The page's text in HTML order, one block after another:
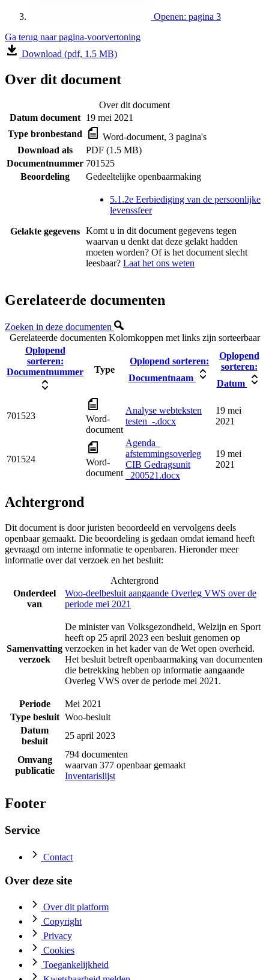
Openen: pagina 3
Ga terug naar pagina-voorvertoning
Download (pdf, 1.5 MB)
Over dit document
Over dit document
Datum document 19 mei 2021
Type bronbestand
Word-document, 3 pagina's
Download als
PDF (1.5 MB)
Documentnummer 701525
Beoordeling
Gedeeltelijke openbaarmaking
Gelakte gegevens
5.1.2e Eerbiediging van de persoonlijke
levenssfeer
Komt u in dit document gegevens tegen
waarvan u denkt dat deze gelakt hadden
moeten worden? Of is het document slecht
leesbaar? Laat het ons weten
Gerelateerde documenten
Zoeken in deze documenten
Gerelateerde documenten Kolomkoppen met links zijn sorteerbaar
Oplopend
sorteren:
Documentnummer
Type
Oplopend sorteren:
Documentnaam
Oplopend
sorteren:
Datum
701523
Word-
document
Analyse webteksten
testen_-.docx
19 mei
2021
701524
Word-
document
Agenda_
afstemmingsoverleg
CIB Gedragsunit
_200521.docx
19 mei
2021
Achtergrond
Dit document is door juristen beoordeeld en vervolgens deels
openbaar gemaakt. Die beoordeling is gedaan omdat iemand heeft
gevraagd om interne informatie te openbaren. Hieronder meer
informatie over dat verzoek en het besluit:
Achtergrond
Onderdeel
van
Woo-deelbesluit aangaande Overleg VWS over de
periode mei 2021
Samenvatting
verzoek
De minister van Volksgezondheid, Welzijn en Sport
heeft op 25 april 2023 een besluit genomen op
verzoeken in het kader van de Wet open overheid.
Het besluit betreft openbaarmaking van documenten
die betrekking hebben op informatie aangaande
Overleg VWS over de periode mei 2021.
Periode
Mei 2021
Type besluit Woo-besluit
Datum
besluit
25 april 2023
Omvang
publicatie
794 documenten
waarvan 377 openbaar gemaakt
Inventarislijst
Footer
Service
Contact
Over deze site
Over dit platform
Copyright
Privacy
Cookies
Toegankelijkheid